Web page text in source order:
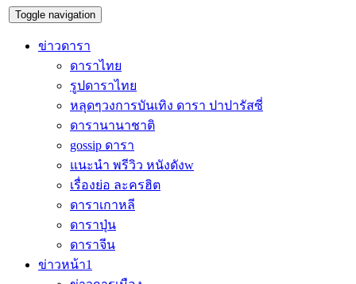
Toggle navigation
ข่าวดารา
ดาราไทย
รูปดาราไทย
หลุดๆวงการบันเทิง ดารา ปาปารัสซี่
ดารานานาชาติ
gossip ดารา
แนะนำ พรีวิว หนังดังw
เรื่องย่อ ละครฮิต
ดาราเกาหลี
ดาราปุ่น
ดาราจีน
ข่าวหน้า1